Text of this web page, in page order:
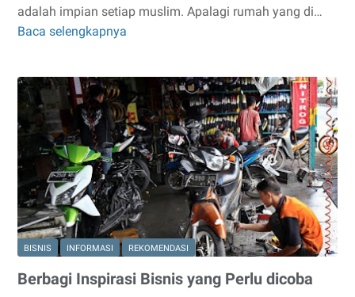
adalah impian setiap muslim. Apalagi rumah yang di…
Baca selengkapnya
Cantik
untuk
Keluarga
Islami
BISNIS INFORMASI REKOMENDASI
Berbagi Inspirasi Bisnis yang Perlu dicoba